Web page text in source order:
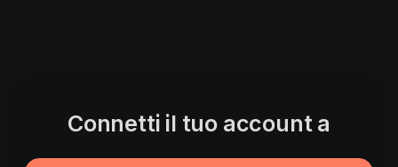
Connetti il tuo account a